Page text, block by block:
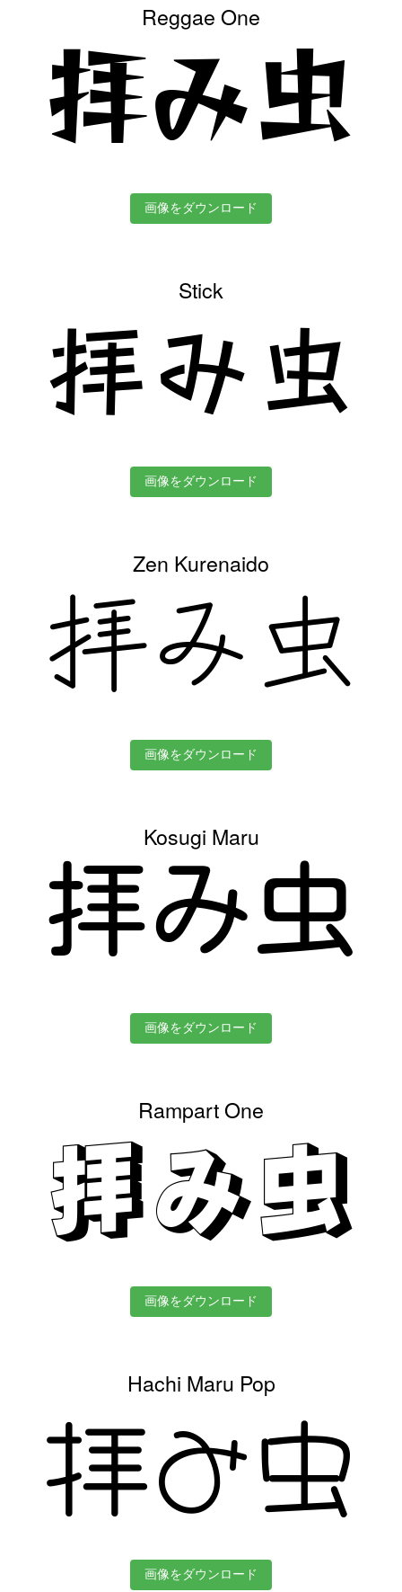
Reggae One
拝み虫
画像をダウンロード
Stick
拝み虫
画像をダウンロード
Zen Kurenaido
拝み虫
画像をダウンロード
Kosugi Maru
拝み虫
画像をダウンロード
Rampart One
拝み虫
画像をダウンロード
Hachi Maru Pop
拝み虫
画像をダウンロード